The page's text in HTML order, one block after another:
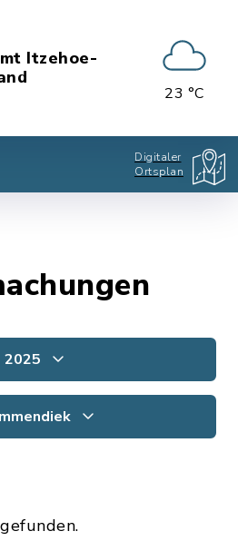
Itzehoe-
23 °C
Digitaler
Ortsplan
2025